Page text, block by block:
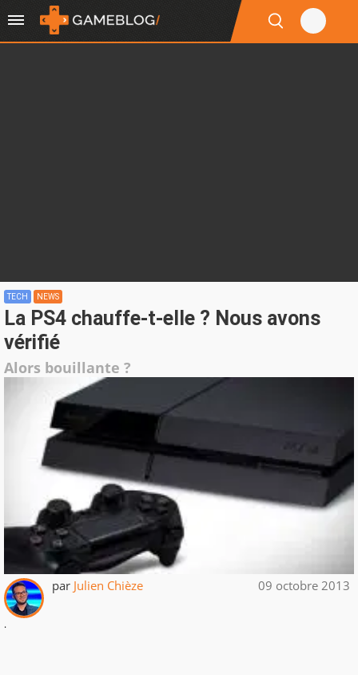
TECH NEWS
La PS4 chauffe-t-elle ? Nous avons
vérifié
Alors bouillante ?
par Julien Chièze 09 octobre 2013
.